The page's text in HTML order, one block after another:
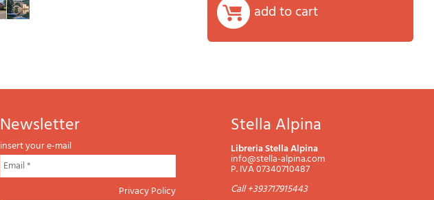
add to cart
newsletter
insert your e-mail
Privacy Policy
Stella Alpina
Libreria Stella Alpina
info@stella-alpina.com
P. IVA 07340710487
Call +393717915443